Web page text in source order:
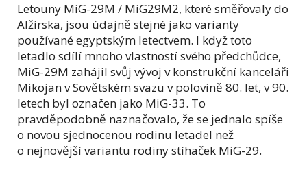
Letouny MiG-29M / MiG29M2, které směřovaly do
Alžírska, jsou údajně stejné jako varianty
používané egyptským letectvem. I když toto
letadlo sdílí mnoho vlastností svého předchůdce,
MiG-29M zahájil svůj vývoj v konstrukční kanceláři
Mikojan v Sovětském svazu v polovině 80. let, v 90.
letech byl označen jako MiG-33. To
pravděpodobně naznačovalo, že se jednalo spíše
o novou sjednocenou rodinu letadel než
o nejnovější variantu rodiny stíhaček MiG-29.